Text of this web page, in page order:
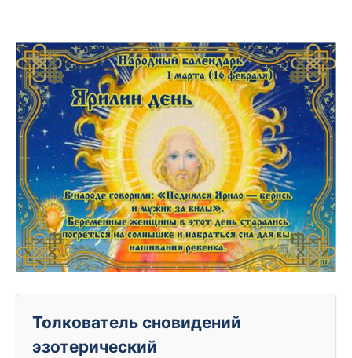
Толкователь сновидений
эзотерический